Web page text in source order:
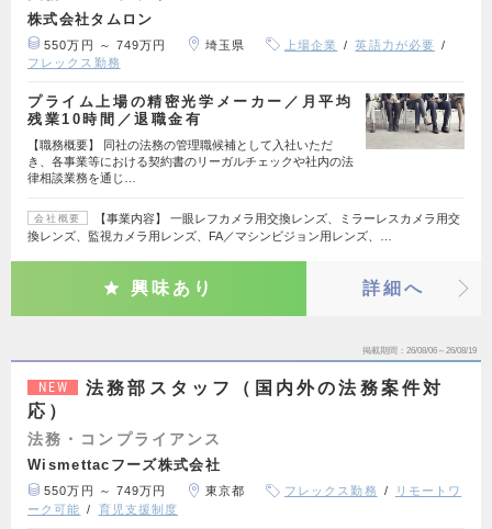
株式会社タムロン
550万円 ～ 749万円 埼玉県 上場企業
英語力が必要
フレックス勤務
プライム上場の精密光学メーカー／月平均
残業10時間／退職金有
【職務概要】 同社の法務の管理職候補として入社いただ
き、各事業等における契約書のリーガルチェックや社内の法
律相談業務を通じ…
会社概要
【事業内容】 一眼レフカメラ用交換レンズ、ミラーレスカメラ用交
換レンズ、監視カメラ用レンズ、FA／マシンビジョン用レンズ、…
興味あり 詳細へ
掲載期間 26/08/06～26/08/19
NEW
法務部スタッフ（国内外の法務案件対
応）
法務・コンプライアンス
Wismettacフーズ株式会社
550万円 ～ 749万円 東京都 フレックス勤務
リモートワ
ーク可能
育児支援制度